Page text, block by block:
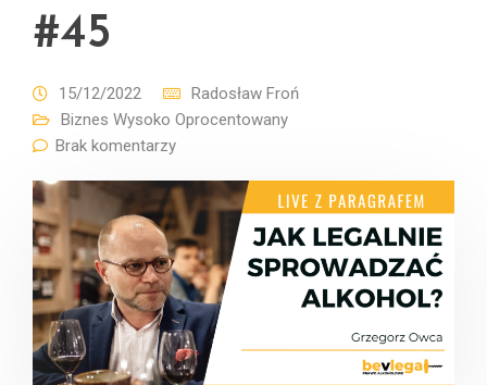
#45
15/12/2022
Radosław Froń
Biznes Wysoko Oprocentowany
Brak komentarzy